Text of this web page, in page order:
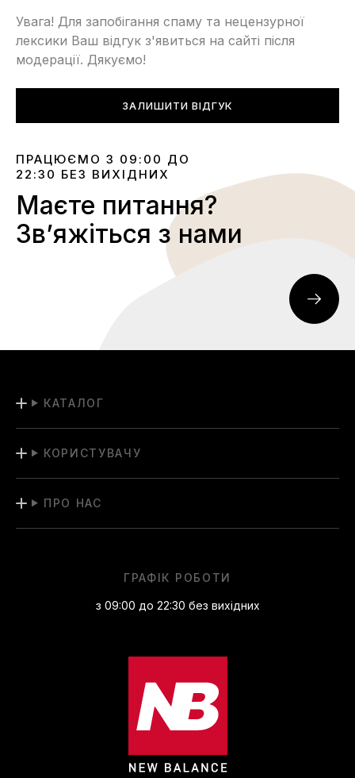
Увага! Для запобігання спаму та нецензурної
лексики Ваш відгук з'явиться на сайті після
модерації. Дякуємо!
ЗАЛИШИТИ ВІДГУК
ПРАЦЮЄМО З 09:00 ДО
22:30 БЕЗ ВИХІДНИХ
Маєте питання?
Звʼяжіться з нами
КАТАЛОГ
КОРИСТУВАЧУ
ПРО НАС
ГРАФІК РОБОТИ
з 09:00 до 22:30 без вихідних